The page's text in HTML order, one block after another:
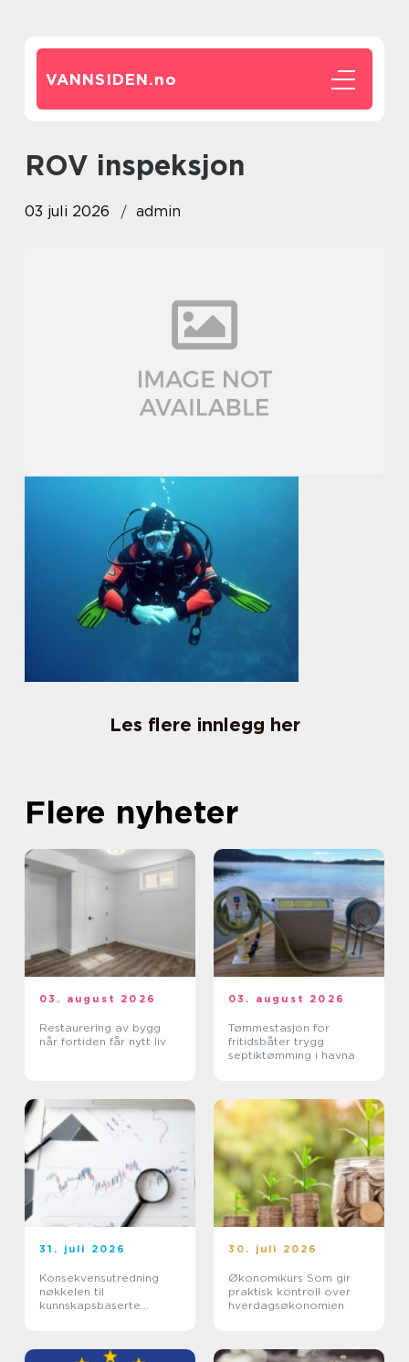
VANNSIDEN.no
ROV inspeksjon
03 juli 2026 admin
Les flere innlegg her
Flere nyheter
03. august 2026
Restaurering av bygg
når fortiden får nytt liv
03. august 2026
Tømmestasjon for
fritidsbåter trygg
septiktømming i havna
31. juli 2026
Konsekvensutredning
nøkkelen til
kunnskapsbaserte
30. juli 2026
Økonomikurs Som gir
praktisk kontroll over
hverdagsøkonomien